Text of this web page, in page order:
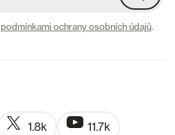
podmínkami ochrany osobních údajů.
1.8k 11.7k